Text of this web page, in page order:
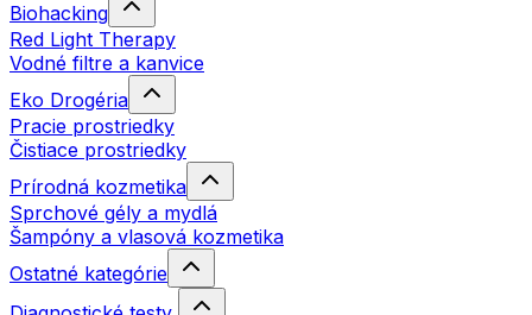
Biohacking
Red Light Therapy
Vodné filtre a kanvice
Eko Drogéria
Pracie prostriedky
Čistiace prostriedky
Prírodná kozmetika
Sprchové gély a mydlá
Šampóny a vlasová kozmetika
Ostatné kategórie